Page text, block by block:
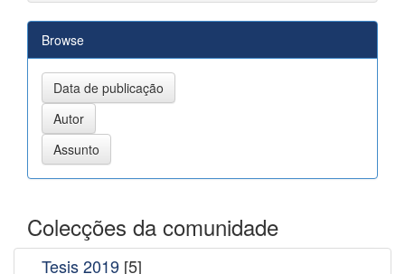
Browse
Colecções da comunidade
Tesis 2019 [5]